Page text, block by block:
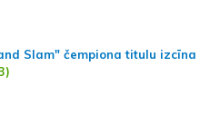
Slam" čempiona titulu izcīna